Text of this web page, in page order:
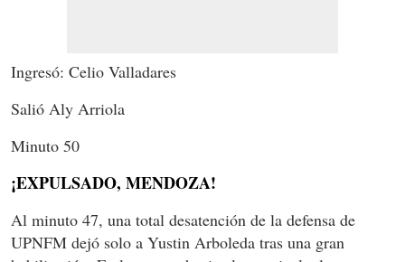
Ingresó: Celio Valladares
Salió Aly Arriola
Minuto 50
¡EXPULSADO, MENDOZA!
Al minuto 47, una total desatención de la defensa de
UPNFM dejó solo a Yustin Arboleda tras una gran